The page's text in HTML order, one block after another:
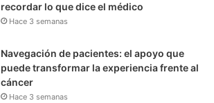
recordar lo que dice el médico
Hace 3 semanas
Navegación de pacientes: el apoyo que
puede transformar la experiencia frente al
cáncer
Hace 3 semanas